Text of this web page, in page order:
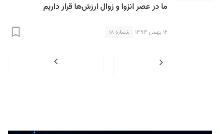
ما در عصر انزوا و زوال ارزش‌ها قرار داریم
۱۶ بهمن ۱۳۹۳ شماره ۱۸